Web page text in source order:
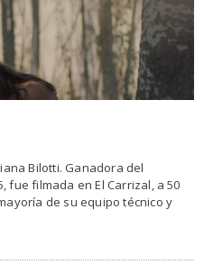
Bilotti. Ganadora del
fue filmada en El Carrizal, a 50
de su equipo técnico y